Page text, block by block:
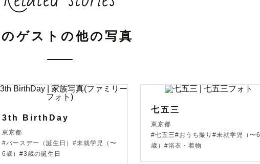
ことから、
かない『日常の幸せな瞬間』に
気づいてほしい ˎˊ˗
メラを始め
ゲストの他の写真
3th BirthDay
東京都
#バースデー（誕生日）#未就学児（〜
6歳）#3歳の誕生日
七五三
東京都
#七五三#おうち撮り#未就学児（〜6
歳）#浴衣・着物